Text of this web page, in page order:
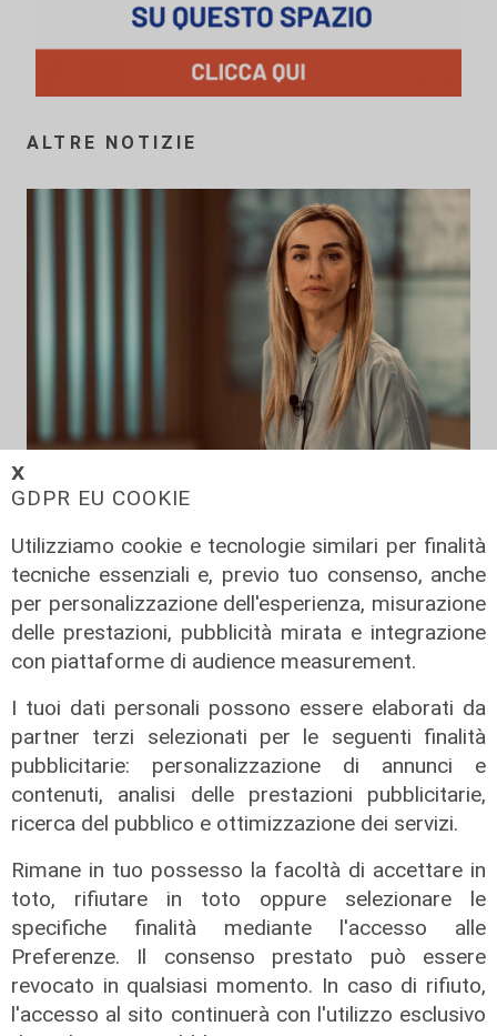
𝗫
GDPR EU COOKIE
Utilizziamo cookie e tecnologie similari per finalità
tecniche essenziali e, previo tuo consenso, anche
per personalizzazione dell'esperienza, misurazione
delle prestazioni, pubblicità mirata e integrazione
con piattaforme di audience measurement.
I tuoi dati personali possono essere elaborati da
partner terzi selezionati per le seguenti finalità
pubblicitarie: personalizzazione di annunci e
contenuti, analisi delle prestazioni pubblicitarie,
ricerca del pubblico e ottimizzazione dei servizi.
Rimane in tuo possesso la facoltà di accettare in
toto, rifiutare in toto oppure selezionare le
specifiche finalità mediante l'accesso alle
Preferenze. Il consenso prestato può essere
revocato in qualsiasi momento. In caso di rifiuto,
l'accesso al sito continuerà con l'utilizzo esclusivo
ALTRE NOTIZIE
Anticipazione
'E' già domani': in uscita a ottobre il
libro della sindaca Salis
09/08/2026
di redazione
La misura
Audiovisivo, a settembre due nuovi